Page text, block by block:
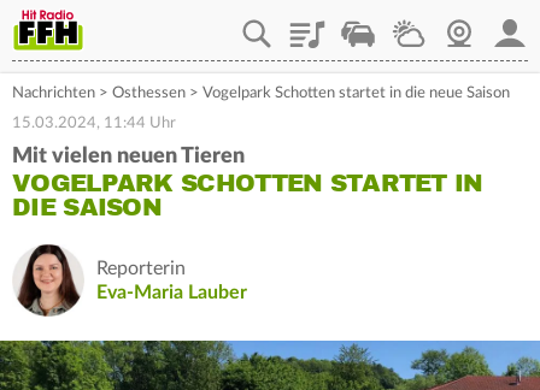
PlaylistStaupilotWetterWebcam
Nachrichten > Osthessen > Vogelpark Schotten startet in die neue Saison
15.03.2024, 11:44 Uhr
Mit vielen neuen Tieren
VOGELPARK SCHOTTEN STARTET IN
DIE SAISON
Reporterin
Eva-Maria Lauber